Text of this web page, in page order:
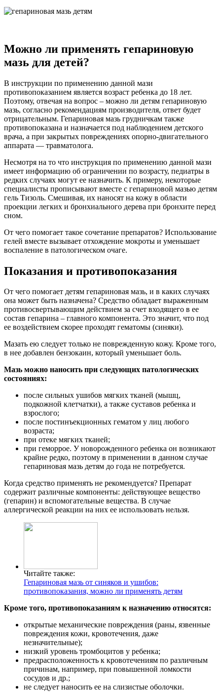
Можно ли применять гепариновую
мазь для детей?
В инструкции по применению данной мази
противопоказанием является возраст ребенка до 18 лет.
Поэтому, отвечая на вопрос – можно ли детям гепариновую
мазь, согласно рекомендациям производителя, ответ будет
отрицательным. Гепариновая мазь грудничкам также
противопоказана и назначается под наблюдением детского
врача, а при закрытых повреждениях опорно-двигательного
аппарата — травматолога.
Несмотря на то что инструкция по применению данной мази
имеет информацию об ограничении по возрасту, педиатры в
редких случаях могут ее назначить. К примеру, некоторые
специалисты прописывают вместе с гепариновой мазью детям
гель Тизоль. Смешивая, их наносят на кожу в области
проекции легких и бронхиального дерева при бронхите перед
сном.
От чего помогает такое сочетание препаратов? Использование
гелей вместе вызывает отхождение мокроты и уменьшает
воспаление в патологическом очаге.
Показания и противопоказания
От чего помогает детям гепариновая мазь, и в каких случаях
она может быть назначена? Средство обладает выраженным
противосвертывающим действием за счет входящего в ее
состав гепарина – главного компонента. Это значит, что под
ее воздействием скорее проходят гематомы (синяки).
Мазать ею следует только не поврежденную кожу. Кроме того,
в нее добавлен бензокаин, который уменьшает боль.
Мазь можно наносить при следующих патологических
состояниях:
после сильных ушибов мягких тканей (мышц,
подкожной клетчатки), а также суставов ребенка и
взрослого;
после постинъекционных гематом у лиц любого
возраста;
при отеке мягких тканей;
при геморрое. У новорожденного ребенка он возникают
крайне редко, поэтому в применении в данном случае
гепариновая мазь детям до года не потребуется.
Когда средство применять не рекомендуется? Препарат
содержит различные компоненты: действующее вещество
(гепарин) и вспомогательные вещества. В случае
аллергической реакции на них ее использовать нельзя.
Читайте также:
Гепариновая мазь от синяков и ушибов:
противопоказания, можно ли применять детям
Кроме того, противопоказаниям к назначению относятся:
открытые механические повреждения (раны, язвенные
повреждения кожи, кровотечения, даже
незначительные);
низкий уровень тромбоцитов у ребенка;
предрасположенность к кровотечениям по различным
причинам, например, при повышенной ломкости
сосудов и др.;
не следует наносить ее на слизистые оболочки.